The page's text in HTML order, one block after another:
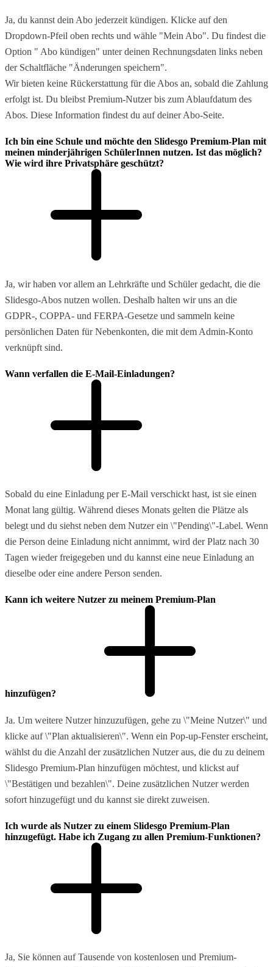
Ja, du kannst dein Abo jederzeit kündigen. Klicke auf den
Dropdown-Pfeil oben rechts und wähle "Mein Abo". Du findest die
Option " Abo kündigen" unter deinen Rechnungsdaten links neben
der Schaltfläche "Änderungen speichern".
Wir bieten keine Rückerstattung für die Abos an, sobald die Zahlung
erfolgt ist. Du bleibst Premium-Nutzer bis zum Ablaufdatum des
Abos. Diese Information findest du auf deiner Abo-Seite.
Ich bin eine Schule und möchte den Slidesgo Premium-Plan mit
meinen minderjährigen SchülerInnen nutzen. Ist das möglich?
Wie wird ihre Privatsphäre geschützt?
Ja, wir haben vor allem an Lehrkräfte und Schüler gedacht, die die
Slidesgo-Abos nutzen wollen. Deshalb halten wir uns an die
GDPR-, COPPA- und FERPA-Gesetze und sammeln keine
persönlichen Daten für Nebenkonten, die mit dem Admin-Konto
verknüpft sind.
Wann verfallen die E-Mail-Einladungen?
Sobald du eine Einladung per E-Mail verschickt hast, ist sie einen
Monat lang gültig. Während dieses Monats gelten die Plätze als
belegt und du siehst neben dem Nutzer ein \"Pending\"-Label. Wenn
die Person deine Einladung nicht annimmt, wird der Platz nach 30
Tagen wieder freigegeben und du kannst eine neue Einladung an
dieselbe oder eine andere Person senden.
Kann ich weitere Nutzer zu meinem Premium-Plan
hinzufügen?
Ja. Um weitere Nutzer hinzuzufügen, gehe zu \"Meine Nutzer\" und
klicke auf \"Plan aktualisieren\". Wenn ein Pop-up-Fenster erscheint,
wählst du die Anzahl der zusätzlichen Nutzer aus, die du zu deinem
Slidesgo Premium-Plan hinzufügen möchtest, und klickst auf
\"Bestätigen und bezahlen\". Deine zusätzlichen Nutzer werden
sofort hinzugefügt und du kannst sie direkt zuweisen.
Ich wurde als Nutzer zu einem Slidesgo Premium-Plan
hinzugefügt. Habe ich Zugang zu allen Premium-Funktionen?
Ja, Sie können auf Tausende von kostenlosen und Premium-